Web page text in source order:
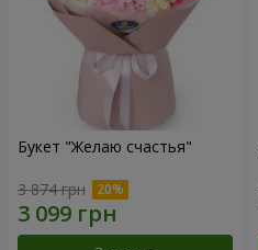
Букет "Желаю счастья"
3 874 грн